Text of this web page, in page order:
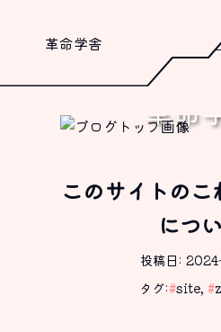
革命学舎
革命
このサイトの
につ
投稿日:
タグ:#site, #